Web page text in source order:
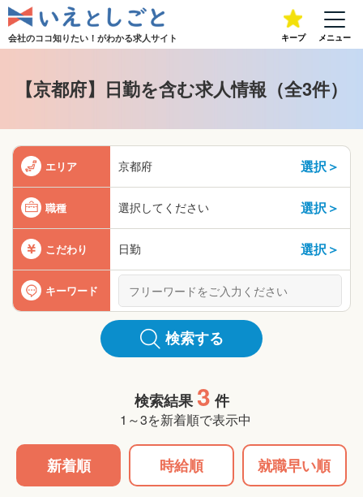
会社のココ知りたい！がわかる求人サイト キープ メニュー
【京都府】日勤を含む求人情報（全3件）
エリア 京都府 選択＞
職種 選択してください 選択＞
こだわり 日勤 選択＞
キーワード
検索する
検索結果 3 件
1～3を新着順で表示中
新着順 時給順 就職早い順